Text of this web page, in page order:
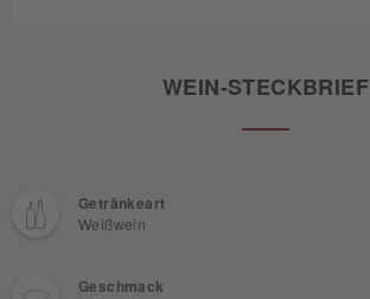
WEIN-STECKBRIEF
Getränkeart
Weißwein
Geschmack